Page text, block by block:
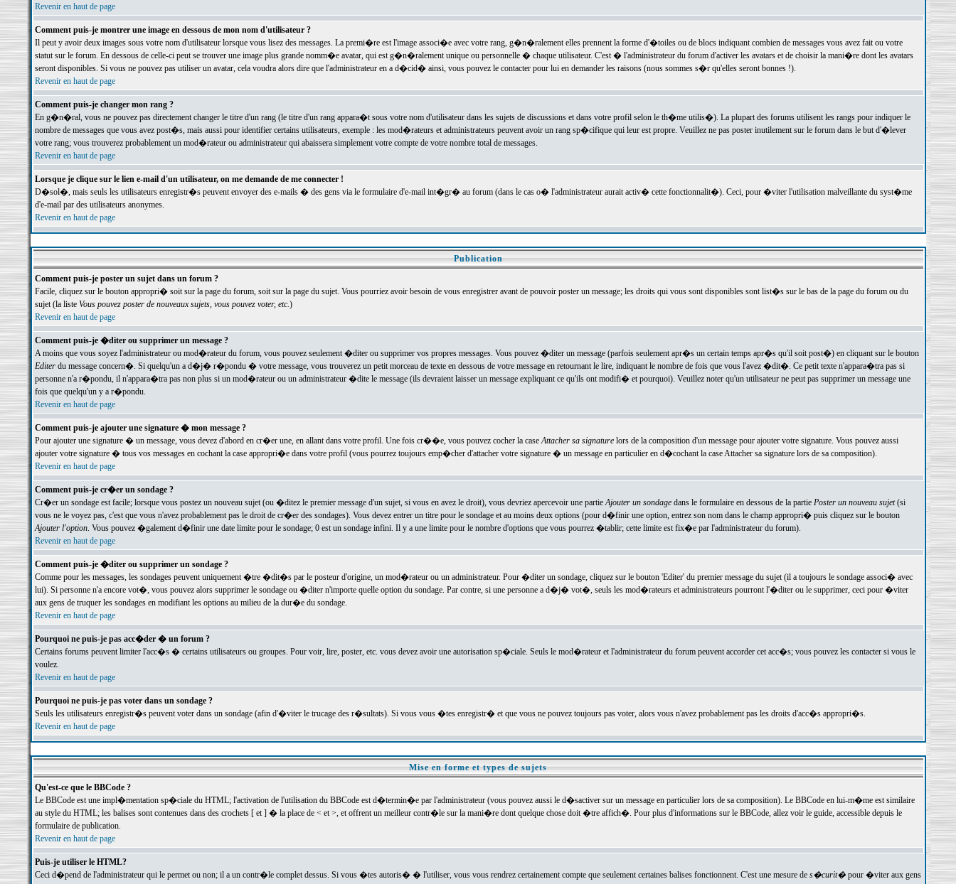
Revenir en haut de page
Comment puis-je montrer une image en dessous de mon nom d'utilisateur ?
Il peut y avoir deux images sous votre nom d'utilisateur lorsque vous lisez des messages. La premi�re est l'image associ�e avec votre rang, g�n�ralement elles prennent la forme d'�toiles ou de blocs indiquant combien de messages vous avez fait ou votre
statut sur le forum. En dessous de celle-ci peut se trouver une image plus grande nomm�e avatar, qui est g�n�ralement unique ou personnelle � chaque utilisateur. C'est � l'administrateur du forum d'activer les avatars et de choisir la mani�re dont les avatars
seront disponibles. Si vous ne pouvez pas utiliser un avatar, cela voudra alors dire que l'administrateur en a d�cid� ainsi, vous pouvez le contacter pour lui en demander les raisons (nous sommes s�r qu'elles seront bonnes !).
Revenir en haut de page
Comment puis-je changer mon rang ?
En g�n�ral, vous ne pouvez pas directement changer le titre d'un rang (le titre d'un rang appara�t sous votre nom d'utilisateur dans les sujets de discussions et dans votre profil selon le th�me utilis�). La plupart des forums utilisent les rangs pour indiquer le
nombre de messages que vous avez post�s, mais aussi pour identifier certains utilisateurs, exemple : les mod�rateurs et administrateurs peuvent avoir un rang sp�cifique qui leur est propre. Veuillez ne pas poster inutilement sur le forum dans le but d'�lever
votre rang; vous trouverez probablement un mod�rateur ou administrateur qui abaissera simplement votre compte de votre nombre total de messages.
Revenir en haut de page
Lorsque je clique sur le lien e-mail d'un utilisateur, on me demande de me connecter !
D�sol�, mais seuls les utilisateurs enregistr�s peuvent envoyer des e-mails � des gens via le formulaire d'e-mail int�gr� au forum (dans le cas o� l'administrateur aurait activ� cette fonctionnalit�). Ceci, pour �viter l'utilisation malveillante du syst�me
d'e-mail par des utilisateurs anonymes.
Revenir en haut de page
Publication
Comment puis-je poster un sujet dans un forum ?
Facile, cliquez sur le bouton appropri� soit sur la page du forum, soit sur la page du sujet. Vous pourriez avoir besoin de vous enregistrer avant de pouvoir poster un message; les droits qui vous sont disponibles sont list�s sur le bas de la page du forum ou du
sujet (la liste Vous pouvez poster de nouveaux sujets, vous pouvez voter, etc.)
Revenir en haut de page
Comment puis-je �diter ou supprimer un message ?
A moins que vous soyez l'administrateur ou mod�rateur du forum, vous pouvez seulement �diter ou supprimer vos propres messages. Vous pouvez �diter un message (parfois seulement apr�s un certain temps apr�s qu'il soit post�) en cliquant sur le bouton
Editerdu message concern�. Si quelqu'un a d�j� r�pondu � votre message, vous trouverez un petit morceau de texte en dessous de votre message en retournant le lire, indiquant le nombre de fois que vous l'avez �dit�. Ce petit texte n'appara�tra pas si
personne n'a r�pondu, il n'appara�tra pas non plus si un mod�rateur ou un administrateur �dite le message (ils devraient laisser un message expliquant ce qu'ils ont modifi� et pourquoi). Veuillez noter qu'un utilisateur ne peut pas supprimer un message une
fois que quelqu'un y a r�pondu.
Revenir en haut de page
Comment puis-je ajouter une signature � mon message ?
Pour ajouter une signature � un message, vous devez d'abord en cr�er une, en allant dans votre profil. Une fois cr��e, vous pouvez cocher la caseAttacher sa signaturelors de la composition d'un message pour ajouter votre signature. Vous pouvez aussi
ajouter votre signature � tous vos messages en cochant la case appropri�e dans votre profil (vous pourrez toujours emp�cher d'attacher votre signature � un message en particulier en d�cochant la case Attacher sa signature lors de sa composition).
Revenir en haut de page
Comment puis-je cr�er un sondage ?
Cr�er un sondage est facile; lorsque vous postez un nouveau sujet (ou �ditez le premier message d'un sujet, si vous en avez le droit), vous devriez apercevoir une partieAjouter un sondagedans le formulaire en dessous de la partie Poster un nouveau sujet(si
vous ne le voyez pas, c'est que vous n'avez probablement pas le droit de cr�er des sondages). Vous devez entrer un titre pour le sondage et au moins deux options (pour d�finir une option, entrez son nom dans le champ appropri� puis cliquez sur le bouton
Ajouter l'option. Vous pouvez �galement d�finir une date limite pour le sondage; 0 est un sondage infini. Il y a une limite pour le nombre d'options que vous pourrez �tablir; cette limite est fix�e par l'administrateur du forum).
Revenir en haut de page
Comment puis-je �diter ou supprimer un sondage ?
Comme pour les messages, les sondages peuvent uniquement �tre �dit�s par le posteur d'origine, un mod�rateur ou un administrateur. Pour �diter un sondage, cliquez sur le bouton 'Editer' du premier message du sujet (il a toujours le sondage associ� avec
lui). Si personne n'a encore vot�, vous pouvez alors supprimer le sondage ou �diter n'importe quelle option du sondage. Par contre, si une personne a d�j� vot�, seuls les mod�rateurs et administrateurs pourront l'�diter ou le supprimer, ceci pour �viter
aux gens de truquer les sondages en modifiant les options au milieu de la dur�e du sondage.
Revenir en haut de page
Pourquoi ne puis-je pas acc�der � un forum ?
Certains forums peuvent limiter l'acc�s � certains utilisateurs ou groupes. Pour voir, lire, poster, etc. vous devez avoir une autorisation sp�ciale. Seuls le mod�rateur et l'administrateur du forum peuvent accorder cet acc�s; vous pouvez les contacter si vous le
voulez.
Revenir en haut de page
Pourquoi ne puis-je pas voter dans un sondage ?
Seuls les utilisateurs enregistr�s peuvent voter dans un sondage (afin d'�viter le trucage des r�sultats). Si vous vous �tes enregistr� et que vous ne pouvez toujours pas voter, alors vous n'avez probablement pas les droits d'acc�s appropri�s.
Revenir en haut de page
Mise en forme et types de sujets
Qu'est-ce que le BBCode ?
Le BBCode est une impl�mentation sp�ciale du HTML; l'activation de l'utilisation du BBCode est d�termin�e par l'administrateur (vous pouvez aussi le d�sactiver sur un message en particulier lors de sa composition). Le BBCode en lui-m�me est similaire
au style du HTML; les balises sont contenues dans des crochets [ et ] � la place de < et >, et offrent un meilleur contr�le sur la mani�re dont quelque chose doit �tre affich�. Pour plus d'informations sur le BBCode, allez voir le guide, accessible depuis le
formulaire de publication.
Revenir en haut de page
Puis-je utiliser le HTML?
Ceci d�pend de l'administrateur qui le permet ou non; il a un contr�le complet dessus. Si vous �tes autoris� � l'utiliser, vous vous rendrez certainement compte que seulement certaines balises fonctionnent. C'est une mesure de s�curit�pour �viter aux gens